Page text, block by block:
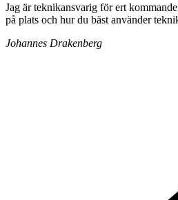
Jag är teknikansvarig för ert
på plats och hur du bäst använder
Johannes Drakenberg